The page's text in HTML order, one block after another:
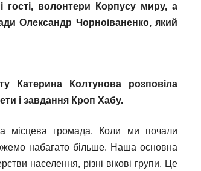
гостi, волонтери Корпусу миру, а
Олександр Чорноіваненко, який
Катерина Колтунова розповіла
і завдання Кроп Хабу.
громада. Коли ми почали
набагато більше. Наша основна
населення, різні вікові групи. Це